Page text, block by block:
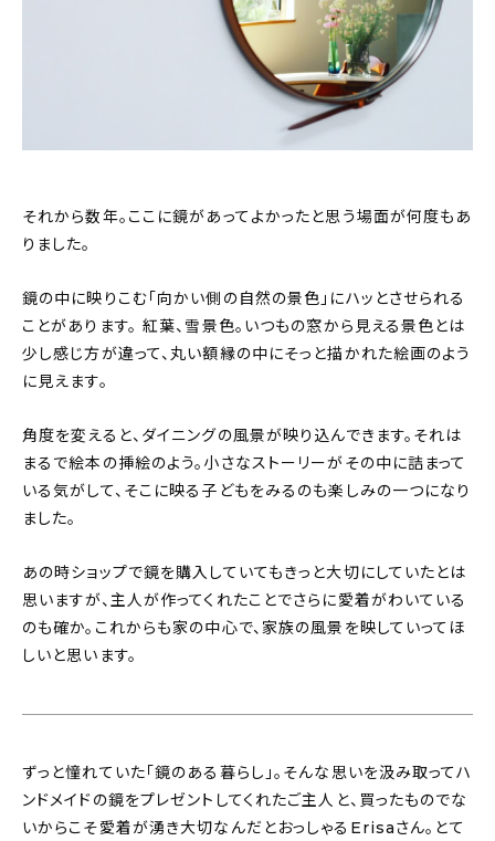
それから数年。ここに鏡があってよかったと思う場面が何度もあ
りました。
鏡の中に映りこむ「向かい側の自然の景色」にハッとさせられる
ことがあります。 紅葉、雪景色。いつもの窓から見える景色とは
少し感じ方が違って、丸い額縁の中にそっと描かれた絵画のよう
に見えます。
角度を変えると、ダイニングの風景が映り込んできます。それは
まるで絵本の挿絵のよう。小さなストーリーがその中に詰まって
いる気がして、そこに映る子どもをみるのも楽しみの一つになり
ました。
あの時ショップで鏡を購入していてもきっと大切にしていたとは
思いますが、主人が作ってくれたことでさらに愛着がわいている
のも確か。これからも家の中心で、家族の風景を映していってほ
しいと思います。
ずっと憧れていた「鏡のある暮らし」。そんな思いを汲み取ってハ
ンドメイドの鏡をプレゼントしてくれたご主人と、買ったものでな
いからこそ愛着が湧き大切なんだとおっしゃるErisaさん。とて